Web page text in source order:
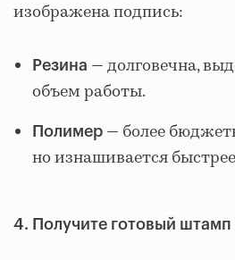
изображена подпись:
Резина — долговечна,
объем работы.
Полимер — более
но изнашивается
4. Получите готовый штамп